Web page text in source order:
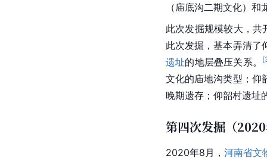
（庙底沟二期文化）
此次发掘规模较大，共
此次发掘，基本弄清了
遗址的地层叠压关系。 [
文化的庙地沟类型；仰
晚期遗存；仰韶村遗址
第四次发掘（
2020年8月，河南省文